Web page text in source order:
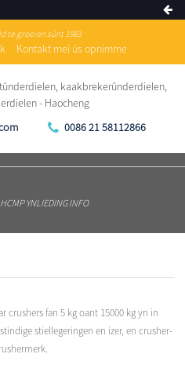
te groeien sûnt 1983
Kontakt mei ús opnimme
0086 21 58112866
HCMP YNLIEDING INFO
crushers fan 5 kg oant 15000 kg yn in
stiellegeringen en izer, en crusher-